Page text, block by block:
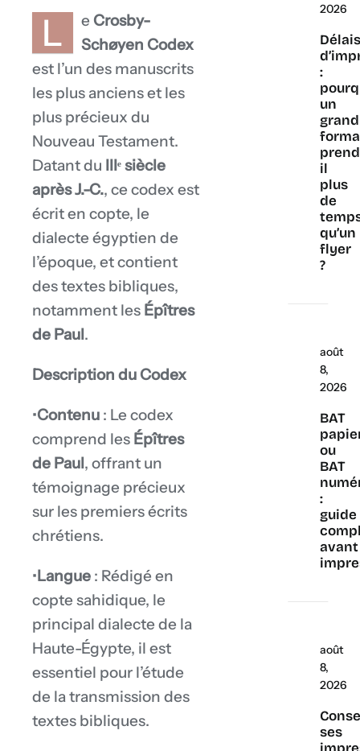
L e Crosby-
Schøyen Codex
est l’un des manuscrits
les plus anciens et les
plus précieux du
Nouveau Testament.
Datant du IIIᵉ siècle
après J.-C., ce codex est
écrit en copte, le
dialecte égyptien de
l’époque, et contient
des textes bibliques,
notamment les Épîtres
de Paul.
Description du Codex
•Contenu: Le codex
comprend les Épîtres
de Paul, offrant un
témoignage précieux
sur les premiers écrits
chrétiens.
•Langue: Rédigé en
copte sahidique, le
principal dialecte de la
Haute-Égypte, il est
essentiel pour l’étude
de la transmission des
textes bibliques.
2026
:
un
grand
il
plus
de
qu’un
flyer
?
août
8,
2026
BAT
ou
BAT
:
guide
avant
août
8,
2026
ses